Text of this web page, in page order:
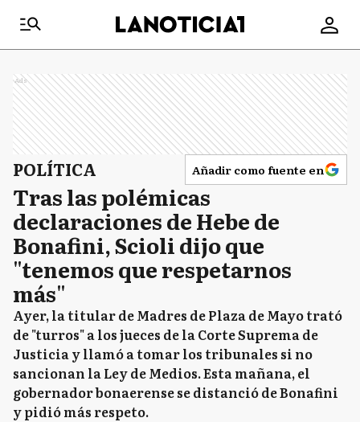
Ads
POLÍTICA Añadir como fuente en
Tras las polémicas
declaraciones de Hebe de
Bonafini, Scioli dijo que
"tenemos que respetarnos
más"
Ayer, la titular de Madres de Plaza de Mayo trató
de "turros" a los jueces de la Corte Suprema de
Justicia y llamó a tomar los tribunales si no
sancionan la Ley de Medios. Esta mañana, el
gobernador bonaerense se distanció de Bonafini
y pidió más respeto.